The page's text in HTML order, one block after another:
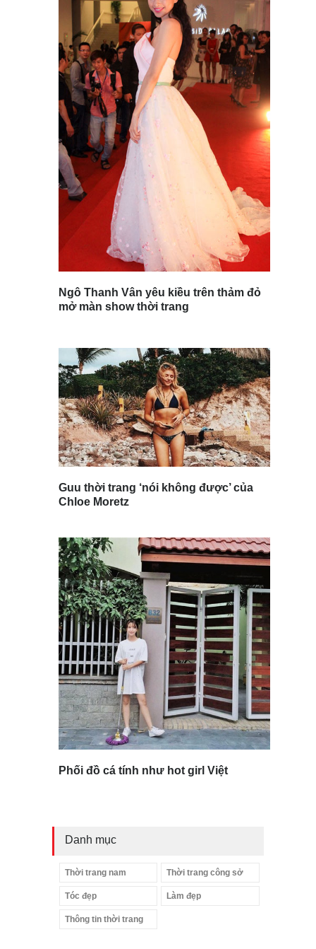
Ngô Thanh Vân yêu kiều trên thảm đỏ
mở màn show thời trang
Guu thời trang ‘nói không được’ của
Chloe Moretz
Phối đồ cá tính như hot girl Việt
Danh mục
Thời trang nam Thời trang công sở
Tóc đẹp Làm đẹp
Thông tin thời trang